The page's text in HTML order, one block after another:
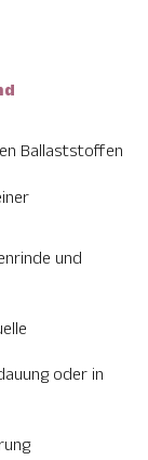
Ballaststoffen
und
oder in